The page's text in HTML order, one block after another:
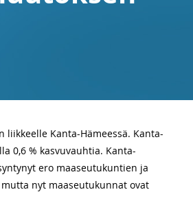
Kanta-Hämeessä. Kanta-
0,6 % kasvuvauhtia. Kanta-
ero maaseutukuntien ja
nyt maaseutukunnat ovat